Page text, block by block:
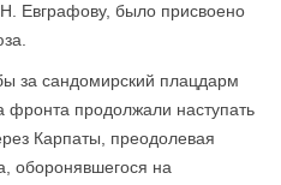
Евграфову, было присвоено
за сандомирский плацдарм
фронта продолжали наступать
Карпаты, преодолевая
оборонявшегося на